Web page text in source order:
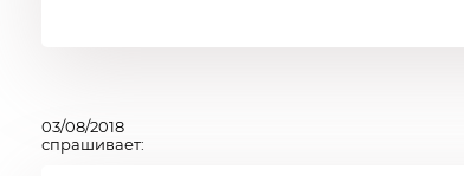
03/08/2018
спрашивает: